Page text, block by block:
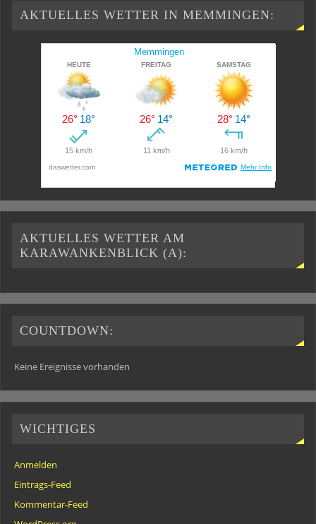
AKTUELLES WETTER IN MEMMINGEN:
AKTUELLES WETTER AM
KARAWANKENBLICK (A):
COUNTDOWN:
Keine Ereignisse vorhanden
WICHTIGES
Anmelden
Eintrags-Feed
Kommentar-Feed